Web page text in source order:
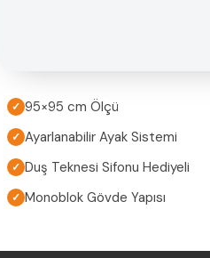
✓ 95×95 cm Ölçü
✓ Ayarlanabilir Ayak Sistemi
✓ Duş Teknesi Sifonu Hediyeli
✓ Monoblok Gövde Yapısı